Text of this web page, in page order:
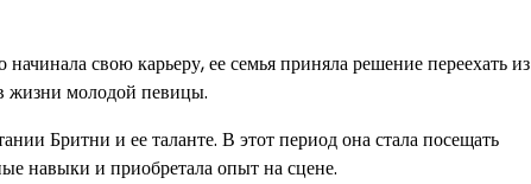
свою карьеру, ее семья приняла решение переехать из
жизни молодой певицы.
Бритни и ее таланте. В этот период она стала посещать
навыки и приобретала опыт на сцене.